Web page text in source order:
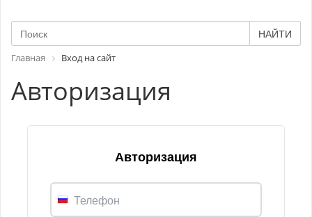
НАЙТИ
Главная Вход на сайт
Авторизация
Авторизация
Телефон